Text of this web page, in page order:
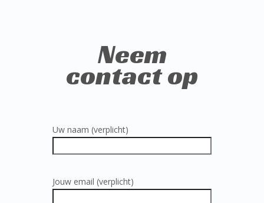
Neem
contact op
Uw naam (verplicht)
Jouw email (verplicht)